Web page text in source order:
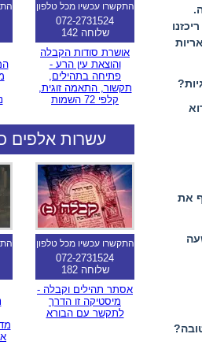
התקשרו עכשיו מכל טלפון
072-2731524
שלוחה 142
אושרת סודות הקבלה
והוצאת עין הרע -
פתיחה בתהילים,
תקשור, התאמה זוגית,
קלפי 72 השמות
עשרות אלפים
התקשרו עכשיו מכל טלפון
072-2731524
שלוחה 182
אסתר תהילים וקבלה -
מיסטיקה זו הדרך
לתקשר עם הבורא
את